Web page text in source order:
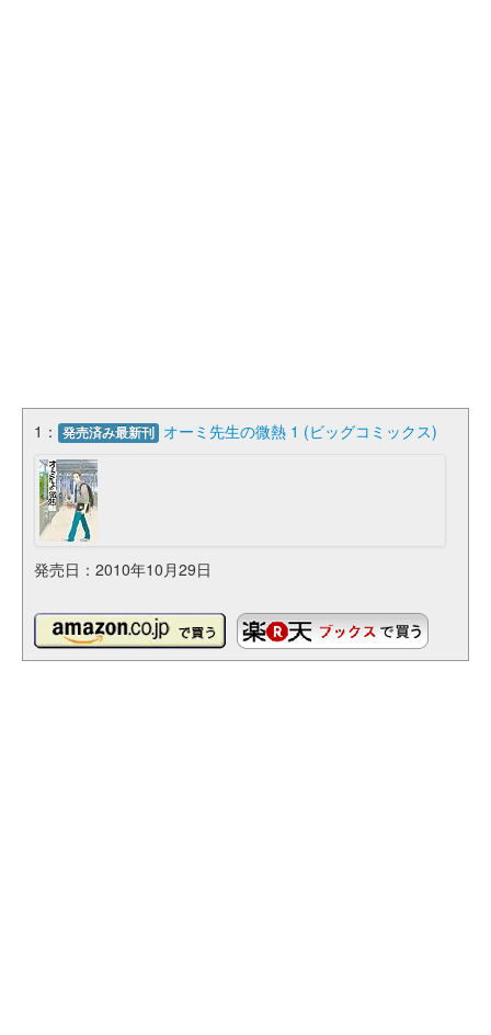
1： 発売済み最新刊 オーミ先生の微熱 1 (ビッグコミックス)
発売日：2010年10月29日